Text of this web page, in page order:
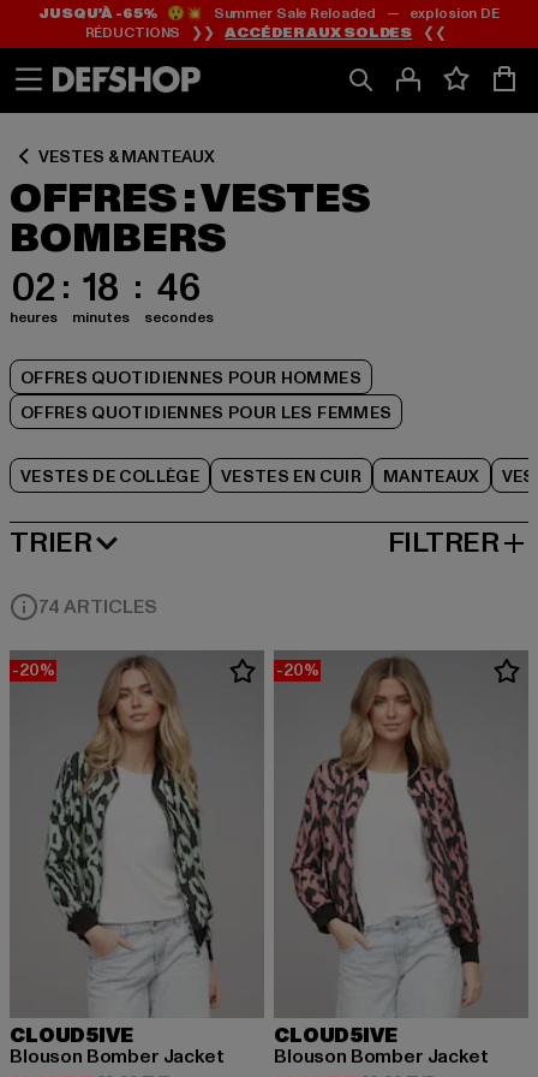
Passer
au
Passer
au
de
JUSQU’À -65%😲💥 Summer Sale Reloaded — explosion DE
RÉDUCTIONS ❯❯ACCÉDER AUX SOLDES ❮❮
VESTES & MANTEAUX
OFFRES : VESTES
BOMBERS
02
heures
18
minutes
46
secondes
OFFRES QUOTIDIENNES POUR HOMMES
OFFRES QUOTIDIENNES POUR LES FEMMES
VESTES DE COLLÈGE VESTES EN CUIR MANTEAUX
Passer
au
de
TRIER
MEILLEURES VENTES FILTRER
74 ARTICLES
-20%
CLOUD5IVE
Blouson Bomber Jacket
-20%
CLOUD5IVE
Blouson Bomber Jacket